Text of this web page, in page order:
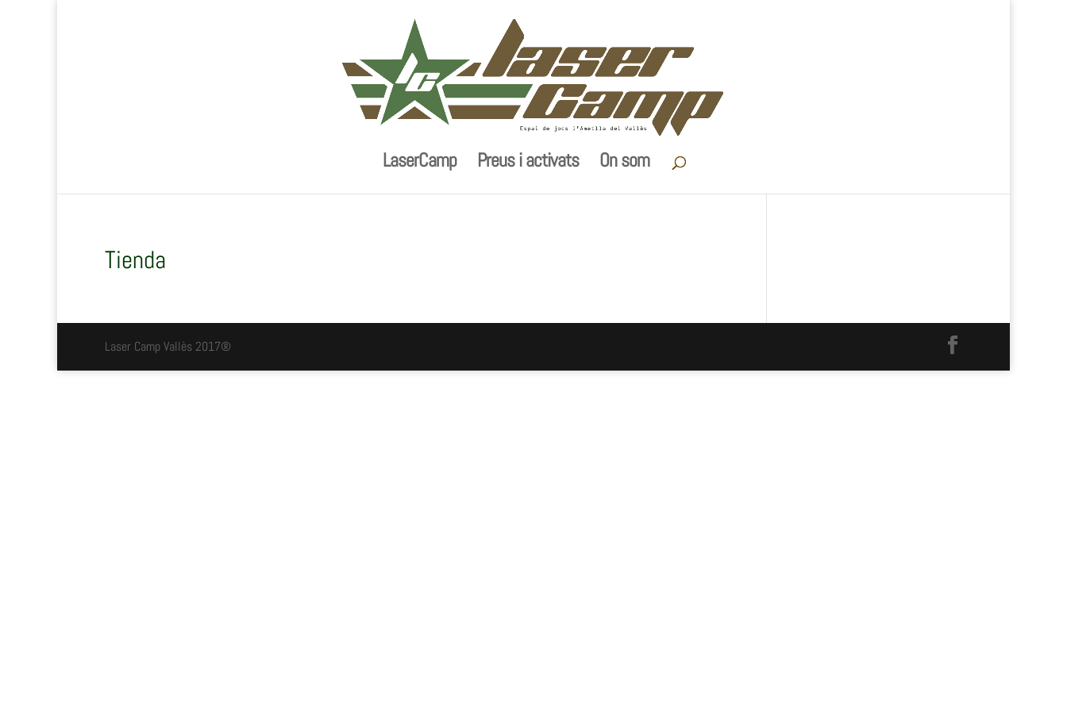
LaserCamp Preus i activats On som
Tienda
Laser Camp Vallès 2017®